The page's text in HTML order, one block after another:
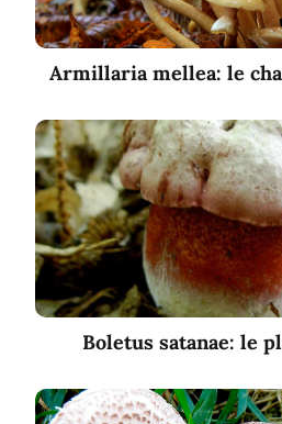
Armillaria mellea: le
Boletus satanae: le